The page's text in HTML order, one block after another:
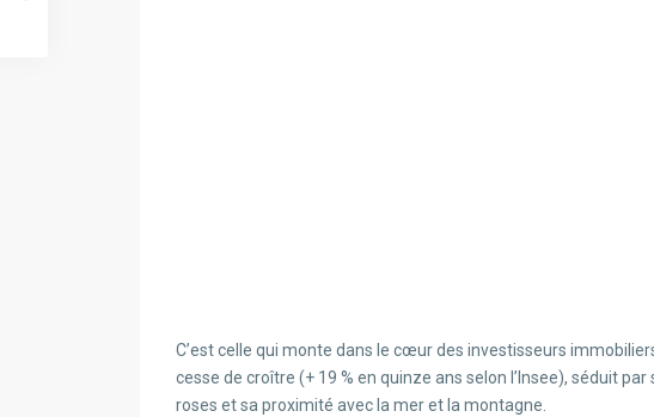
C’est celle qui monte dans le cœur des investisseurs
cesse de croître (+ 19 % en quinze ans selon l’Insee), séduit
roses et sa proximité avec la mer et la montagne.